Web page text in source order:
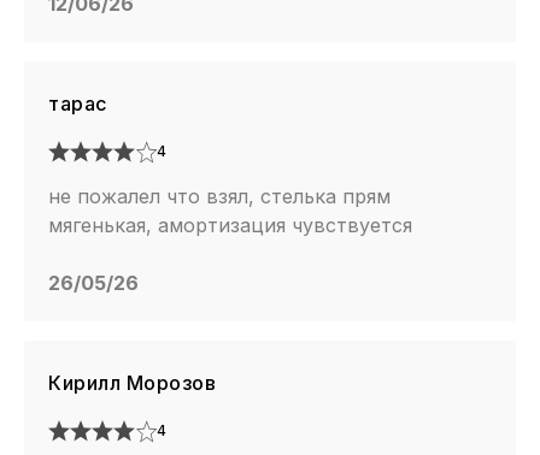
тарас
4
не пожалел что взял, стелька прям
мягенькая, амортизация чувствуется
26/05/26
Кирилл Морозов
4